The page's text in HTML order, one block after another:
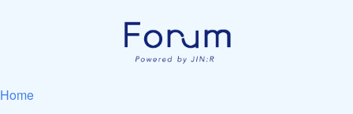
Home